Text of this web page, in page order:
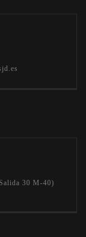
30 M-40)